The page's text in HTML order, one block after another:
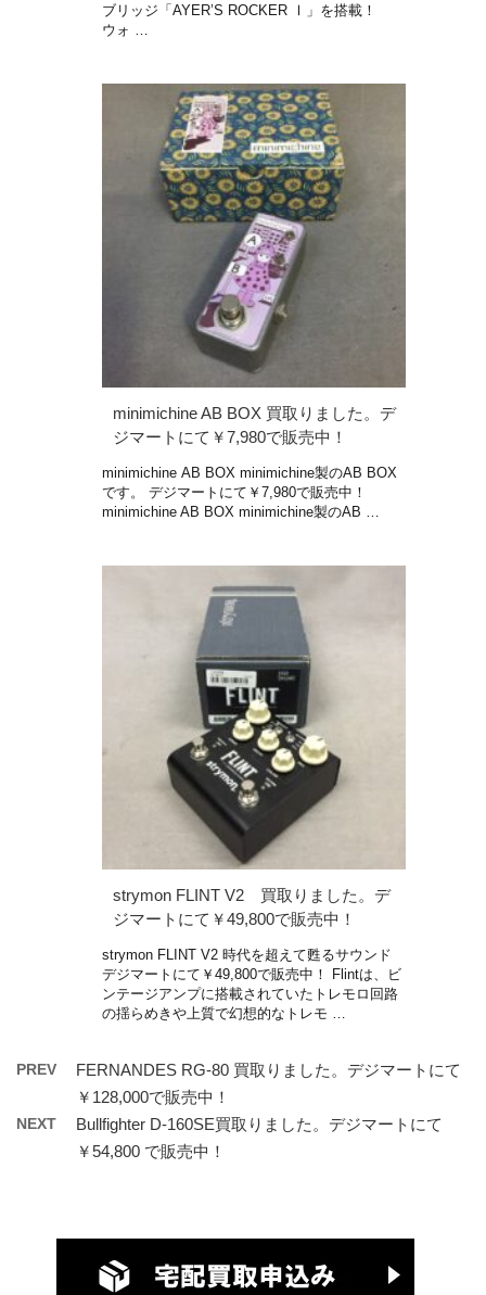
ブリッジ「AYER’S ROCKER Ⅰ」を搭載！
ウォ …
minimichine AB BOX 買取りました。デ
ジマートにて￥7,980で販売中！
minimichine AB BOX minimichine製のAB BOX
です。 デジマートにて￥7,980で販売中！
minimichine AB BOX minimichine製のAB …
strymon FLINT V2 買取りました。デ
ジマートにて￥49,800で販売中！
strymon FLINT V2 時代を超えて甦るサウンド
デジマートにて￥49,800で販売中！ Flintは、ビ
ンテージアンプに搭載されていたトレモロ回路
の揺らめきや上質で幻想的なトレモ …
PREV
FERNANDES RG-80 買取りました。デジマートにて
￥128,000で販売中！
NEXT
Bullfighter D-160SE買取りました。デジマートにて
￥54,800 で販売中！